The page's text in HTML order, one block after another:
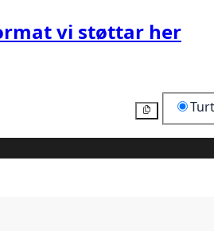
vi støttar her
Kopier